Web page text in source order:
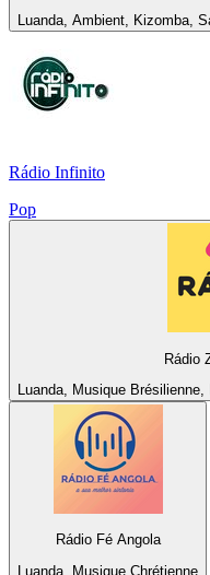
Luanda, Ambient, Kizomba,
Rádio Infinito
Pop
Rádio
Luanda, Musique
Rádio Fé Angola
Luanda, Musique Chrétienne